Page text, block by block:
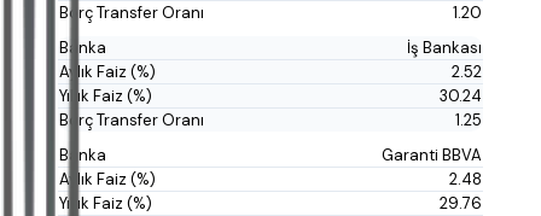
1.20
İş Bankası
2.52
30.24
1.25
Garanti BBVA
2.48
29.76